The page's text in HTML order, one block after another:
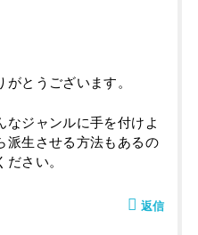
とうございます。
なジャンルに手を付けよ
派生させる方法もあるの
さい。
返信